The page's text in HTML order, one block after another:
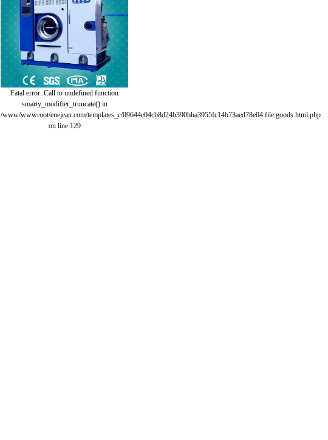
Fatal error: Call to undefined function
smarty_modifier_truncate() in
/www/wwwroot/enejean.com/templates_c/09644e04cb8d24b390bba3955fc14b73aed78e04.file.goods.html.php
on line 129